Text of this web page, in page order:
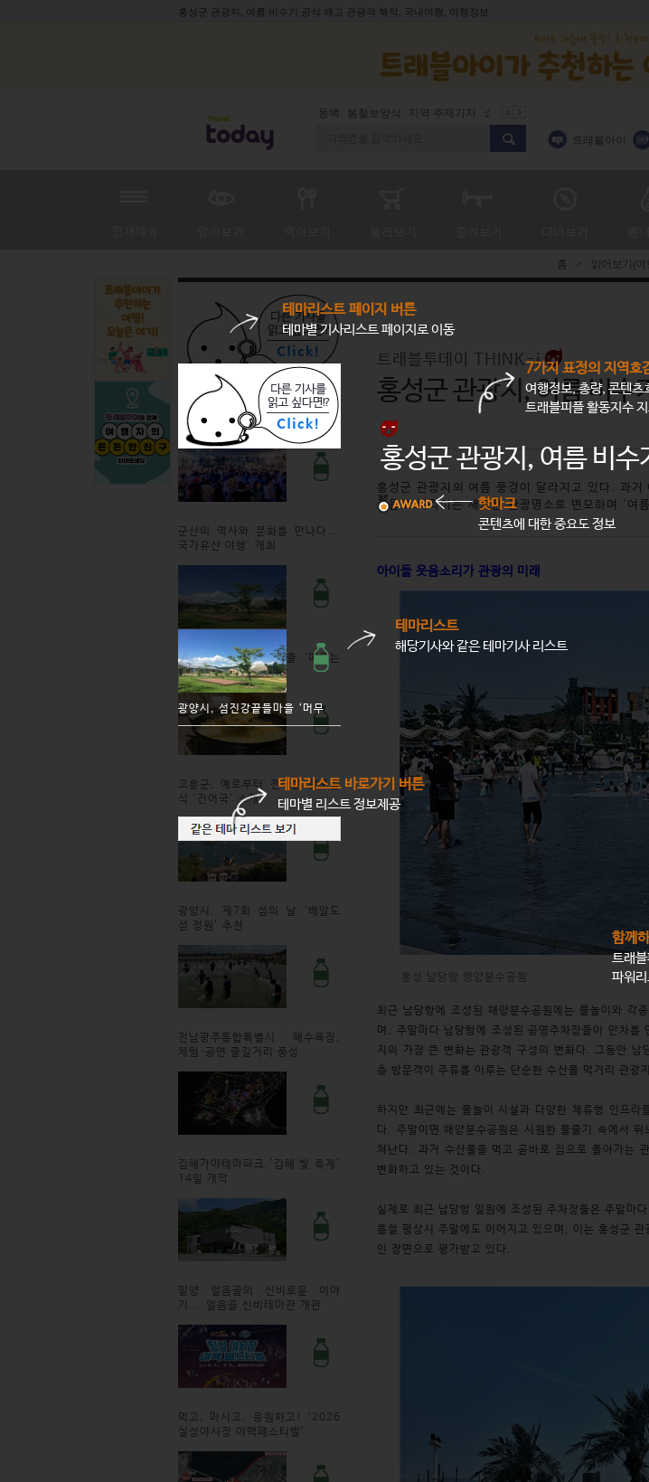
홍성군 관광지, 여름 비수기 공식 깨고 관광객 북적, 국내여행, 여행정보
동백 봄철보양식 지역 주재기자 쇼 미 더 트래블아이
트래블아이
홈 > 읽어보기(여
군산의 역사와 문화를 만나다...
국가유산 야행’ 개최
광양시, 섬진강끝들마을 ‘머무는
여행’ 명소로 주목
고흥군, 예로부터 전해온 향토음
식 ‘건어국’ 소개
광양시, 제7회 섬의 날 ‘배알도
섬 정원’ 추천
전남광주통합특별시 해수욕장,
체험·공연 즐길거리 풍성
김해가야테마파크 `김해 빛 축제`
14일 개막
밀양 얼음골의 신비로운 이야
기... 얼음골 신비테마관 개관
먹고, 마시고, 응원하고! ‘2026
칠성야시장 야맥페스티벌’
트래블투데이 THINK-i
홍성군 관광지, 여름 비수
홍성군 관광지의 여름 풍경이 달라지고 있다. 과
객들로 북적이는 새로운 관광명소로 변모하며 '여
아이들 웃음소리가 관광의 미래
홍성 남당항 행양분수공원
최근 남당항에 조성된 해양분수공원에는 물놀이와 각
며, 주말마다 남당항에 조성된 공영주차장들이 만차
지의 가장 큰 변화는 관광객 구성의 변화다. 그동안
층 방문객이 주류를 이루는 단순한 수산물 먹거리 관광
하지만 최근에는 물놀이 시설과 다양한 체류형 인프
다. 주말이면 해양분수공원은 시원한 물줄기 속에서
쳐난다. 과거 수산물을 먹고 곧바로 집으로 돌아가는
변화하고 있는 것이다.
실제로 최근 남당항 일원에 조성된 주차장들은 주말마
름철 평상시 주말에도 이어지고 있으며, 이는 홍성군
인 장면으로 평가받고 있다.
테마리스트 페이지 버튼
테마별 기사리스트 페이지로 이동
광양시, 섬진강끝들마을 ‘머무
테마리스트
해당기사와 같은 테마기사 리스트
테마리스트 바로가기 버튼
테마별 리스트 정보제공
홍성군 관광지, 여름 비
7가지 표정의 지역호
여행정보, 총량, 콘텐츠
트래블피플 활동지수
핫마크
콘텐츠에 대한 중요도 정보
함께
트래
파워